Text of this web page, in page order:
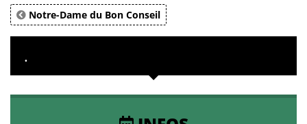
Notre-Dame du Bon Conseil
.